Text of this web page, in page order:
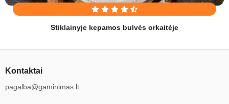
Stiklainyje kepamos bulvės orkaitėje
Kontaktai
pagalba@gaminimas.lt